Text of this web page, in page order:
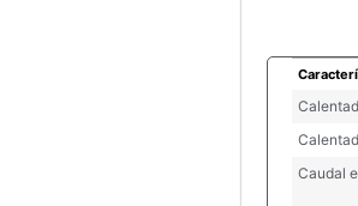
Caudal